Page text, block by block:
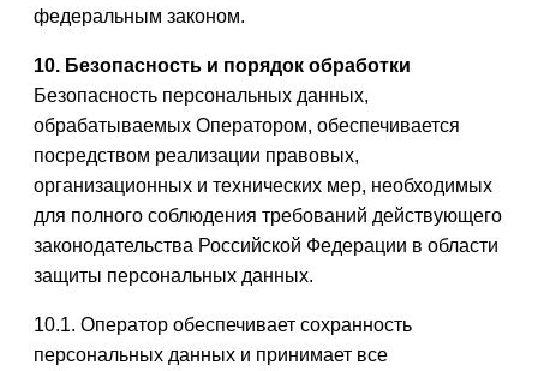
федеральным законом.
10. Безопасность и порядок обработки
Безопасность персональных данных,
обрабатываемых Оператором, обеспечивается
посредством реализации правовых,
организационных и технических мер, необходимых
для полного соблюдения требований действующего
законодательства Российской Федерации в области
защиты персональных данных.
10.1. Оператор обеспечивает сохранность
персональных данных и принимает все